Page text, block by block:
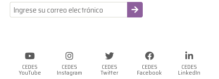
-
CEDES
YouTube
CEDES
Instagram
CEDES
Twitter
CEDES
Facebook
CEDES
LinkedIn